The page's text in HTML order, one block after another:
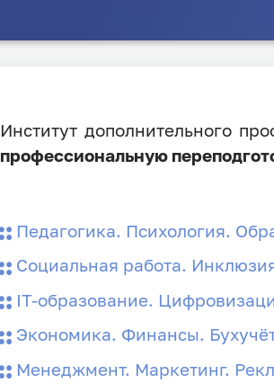
Институт дополнительного
профессиональную
Педагогика. Психология.
Социальная работа.
IT-образование.
Экономика. Финансы.
Менеджмент. Маркетинг.